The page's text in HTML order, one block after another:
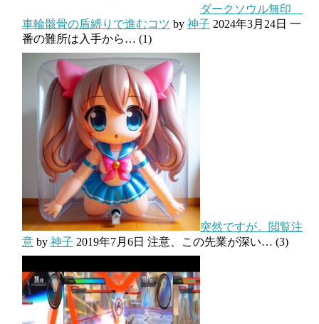
ダークソウル無印
車輪骸骨の盾縛りで進むコツ by 神子 2024年3月24日 一
番の難所は入手から… (1)
突然ですが。閲覧注
意 by 神子 2019年7月6日 注意、この先業が深い… (3)